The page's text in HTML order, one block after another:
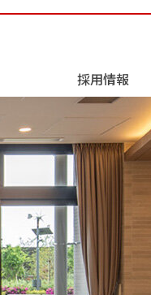
賃貸住宅
採用情報